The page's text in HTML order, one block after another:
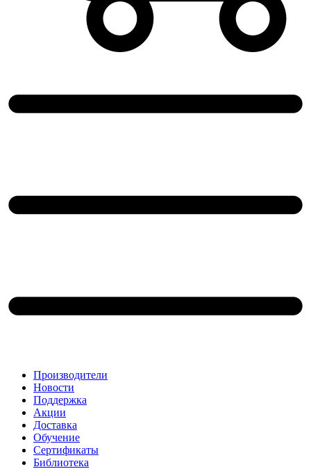
Производители
Новости
Поддержка
Акции
Доставка
Обучение
Сертификаты
Библиотека